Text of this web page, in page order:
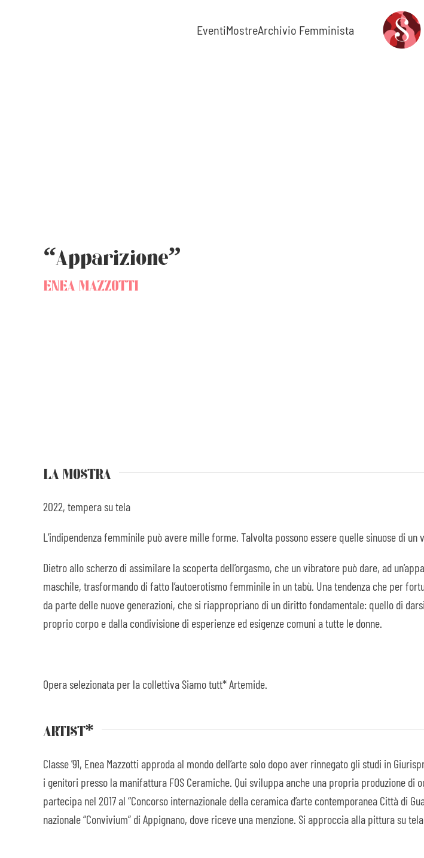
EventiMostreArchivio Femminista
“Apparizione”
ENEA MAZZOTTI
LA MOSTRA
2022, tempera su tela
L’indipendenza femminile può avere mille forme. Talvolta possono essere quelle sinuose di
Dietro allo scherzo di assimilare la scoperta dell’orgasmo, che un vibratore può dare, ad
maschile, trasformando di fatto l’autoerotismo femminile in un tabù. Una tendenza che per
da parte delle nuove generazioni, che si riappropriano di un diritto fondamentale: quello di
proprio corpo e dalla condivisione di esperienze ed esigenze comuni a tutte le donne.
Opera selezionata per la collettiva Siamo tutt* Artemide.
ARTIST*
Classe ’91, Enea Mazzotti approda al mondo dell’arte solo dopo aver rinnegato gli studi in
i genitori presso la manifattura FOS Ceramiche. Qui sviluppa anche una propria produzione
partecipa nel 2017 al “Concorso internazionale della ceramica d’arte contemporanea Città di
nazionale “Convivium” di Appignano, dove riceve una menzione. Si approccia alla pittura su